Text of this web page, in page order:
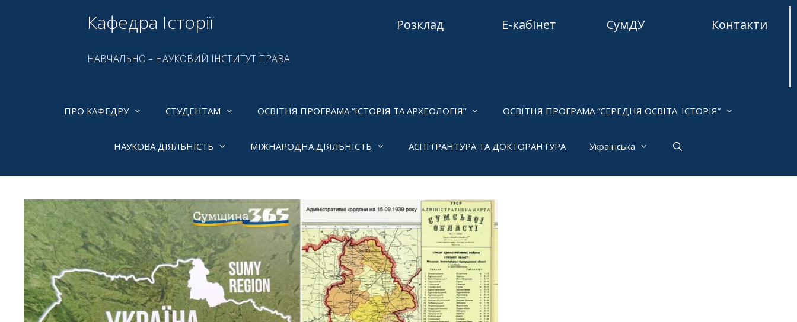
Кафедра Історії
НАВЧАЛЬНО – НАУКОВИЙ ІНСТИТУТ ПРАВА
Розклад Е-кабінет СумДУ Контакти
ПРО КАФЕДРУ СТУДЕНТАМ ОСВІТНЯ ПРОГРАМА “ІСТОРІЯ ТА АРХЕОЛОГІЯ” ОСВІТНЯ ПРОГРАМА “СЕРЕДНЯ ОСВІТА. ІСТОРІЯ”
НАУКОВА ДІЯЛЬНІСТЬ МІЖНАРОДНА ДІЯЛЬНІСТЬ АСПІТРАНТУРА ТА ДОКТОРАНТУРА Українська